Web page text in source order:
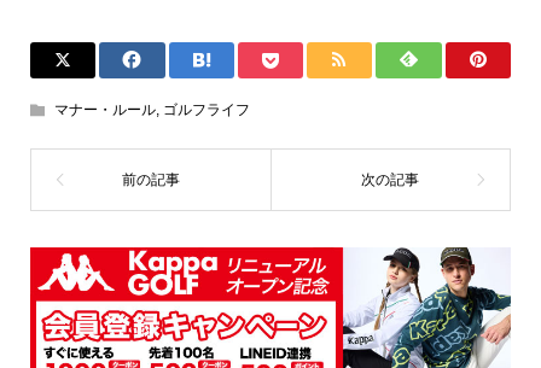
マナー・ルール, ゴルフライフ